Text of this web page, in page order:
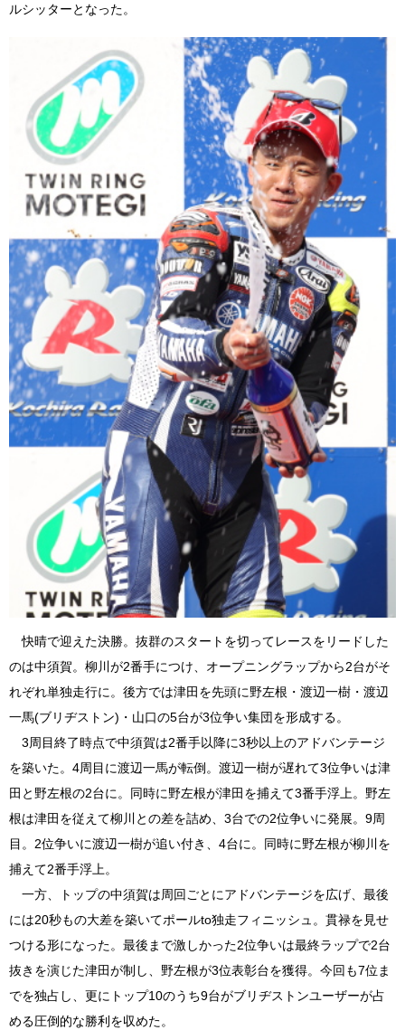
ルシッターとなった。
快晴で迎えた決勝。抜群のスタートを切ってレースをリードした
のは中須賀。柳川が2番手につけ、オープニングラップから2台がそ
れぞれ単独走行に。後方では津田を先頭に野左根・渡辺一樹・渡辺
一馬(ブリヂストン)・山口の5台が3位争い集団を形成する。
3周目終了時点で中須賀は2番手以降に3秒以上のアドバンテージ
を築いた。4周目に渡辺一馬が転倒。渡辺一樹が遅れて3位争いは津
田と野左根の2台に。同時に野左根が津田を捕えて3番手浮上。野左
根は津田を従えて柳川との差を詰め、3台での2位争いに発展。9周
目。2位争いに渡辺一樹が追い付き、4台に。同時に野左根が柳川を
捕えて2番手浮上。
一方、トップの中須賀は周回ごとにアドバンテージを広げ、最後
には20秒もの大差を築いてポールto独走フィニッシュ。貫禄を見せ
つける形になった。最後まで激しかった2位争いは最終ラップで2台
抜きを演じた津田が制し、野左根が3位表彰台を獲得。今回も7位ま
でを独占し、更にトップ10のうち9台がブリヂストンユーザーが占
める圧倒的な勝利を収めた。